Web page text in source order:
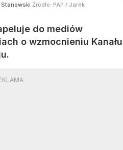
Źródło: PAP / Jarek
do mediów
o wzmocnieniu Kanału